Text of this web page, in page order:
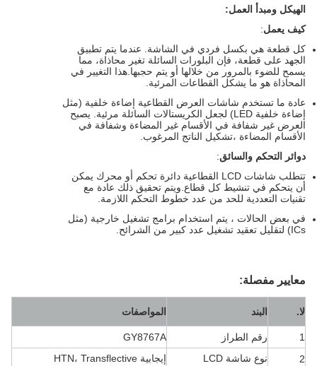
الهيكل ومبدأ العمل:
كيف يعمل:
كل قطعة هي بكسل فردي في الشاشة. عندما يتم تطبيق
الجهد على قطعة، فإن البلورات السائلة تغير محاذاة، مما
يسمح للضوء بالمرور من خلالها أو يتم حجبها.هذا التغيير في
المحاذاة هو ما يشكل القطاعات المرئية.
عادة ما تستخدم شاشات العرض القطاعية إضاءة خلفية (مثل
إضاءة خلفية LED) لجعل الكريستالات السائلة مرئية. يصبح
العرض غير شفافة في الأقسام غير المضاءة وشفافة في
الأقسام المضاءة ،تشكيل الناتج المرغوب.
دوائر التحكم والسائق:
تتطلب شاشات LCD القطاعية دائرة تحكم أو محرك يمكن
أن يتحكم في تنشيط كل قطاع.ويتم تحقيق ذلك عادة مع
تقنيات التعددية للحد من عدد خطوط التحكم اللازمة.
في بعض الحالات ، يتم استخدام برامج تشغيل خارجية (مثل
ICs) لتقليل تعقيد تشغيل عدد كبير من الشرائح.
معايير مفصلة:
لا. البند المواصفات
1 رقم الطراز
GY8767A
2
نوع شاشة LCD
إيجابية HTN، Transflective